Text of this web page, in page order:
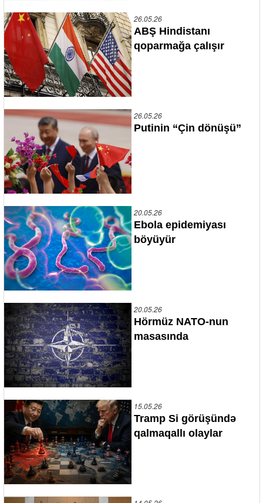
26.05.26
ABŞ Hindistanı
qoparmağa çalışır
26.05.26
Putinin “Çin dönüşü”
20.05.26
Ebola epidemiyası
böyüyür
20.05.26
Hörmüz NATO-nun
masasında
15.05.26
Tramp Si görüşündə
qalmaqallı olaylar